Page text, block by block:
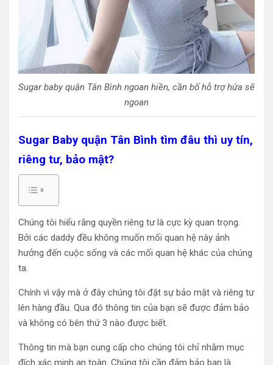
Sugar baby quận Tân Bình ngoan hiền, cần bố hỗ trợ hứa sẽ
ngoan
Sugar Baby quận Tân Bình tìm đâu thì uy tín,
riêng tư, bảo mật?
Chúng tôi hiểu rằng quyền riêng tư là cực kỳ quan trọng.
Bởi các daddy đều không muốn mối quan hệ này ảnh
hưởng đến cuộc sống và các mối quan hệ khác của chúng
ta.
Chính vì vậy mà ở đây chúng tôi đặt sự bảo mật và riêng tư
lên hàng đầu. Qua đó thông tin của bạn sẽ được đảm bảo
và không có bên thứ 3 nào được biết.
Thông tin mà bạn cung cấp cho chúng tôi chỉ nhằm mục
đích xác minh an toàn. Chúng tôi cần đảm bảo bạn là